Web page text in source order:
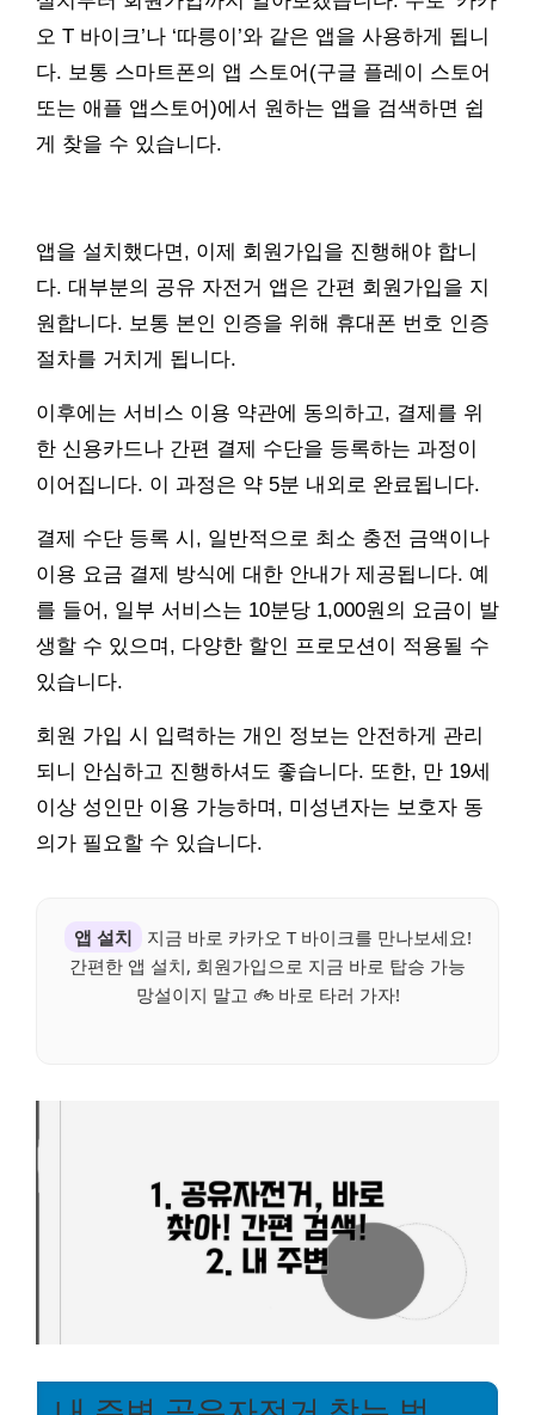
오 T 바이크’나 ‘따릉이’와 같은 앱을 사용하게 됩니
다. 보통 스마트폰의 앱 스토어(구글 플레이 스토어
또는 애플 앱스토어)에서 원하는 앱을 검색하면 쉽
게 찾을 수 있습니다.
앱을 설치했다면, 이제 회원가입을 진행해야 합니
다. 대부분의 공유 자전거 앱은 간편 회원가입을 지
원합니다. 보통 본인 인증을 위해 휴대폰 번호 인증
절차를 거치게 됩니다.
이후에는 서비스 이용 약관에 동의하고, 결제를 위
한 신용카드나 간편 결제 수단을 등록하는 과정이
이어집니다. 이 과정은 약 5분 내외로 완료됩니다.
결제 수단 등록 시, 일반적으로 최소 충전 금액이나
이용 요금 결제 방식에 대한 안내가 제공됩니다. 예
를 들어, 일부 서비스는 10분당 1,000원의 요금이 발
생할 수 있으며, 다양한 할인 프로모션이 적용될 수
있습니다.
회원 가입 시 입력하는 개인 정보는 안전하게 관리
되니 안심하고 진행하셔도 좋습니다. 또한, 만 19세
이상 성인만 이용 가능하며, 미성년자는 보호자 동
의가 필요할 수 있습니다.
앱 설치
지금 바로 카카오 T 바이크를 만나보세요!
간편한 앱 설치, 회원가입으로 지금 바로 탑승 가능
망설이지 말고 🚲 바로 타러 가자!